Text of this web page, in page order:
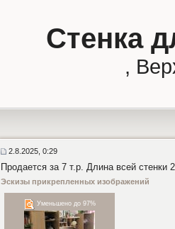
Стенка
,
2.8.2025, 0:29
Продается за 7 т.р. Длина всей
Эскизы прикрепленных изображений
Уменьшено до 97%